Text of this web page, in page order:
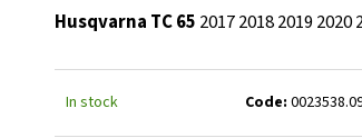
of
5Husqvarna TC 65 201720182019 2020
In stock Code: